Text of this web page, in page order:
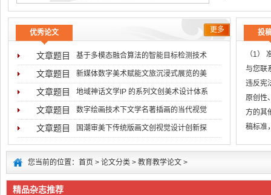
优秀论文 更多
基于多模态融合算法的智能目标检测技术
文章题目
新媒体数字美术赋能文旅沉浸式展览的美
文章题目
地域神话文学IP 的系列文创美术设计体系
文章题目
数字绘画技术下文学名著插画的当代视觉
文章题目
国潮审美下传统版画文创视觉设计创新探
文章题目
投
（1）
与您联
违反宪
原创性
方的其
稿标准
您当前的位置： 首页 > 论文分类 > 教育教学论文 >
精品杂志推荐